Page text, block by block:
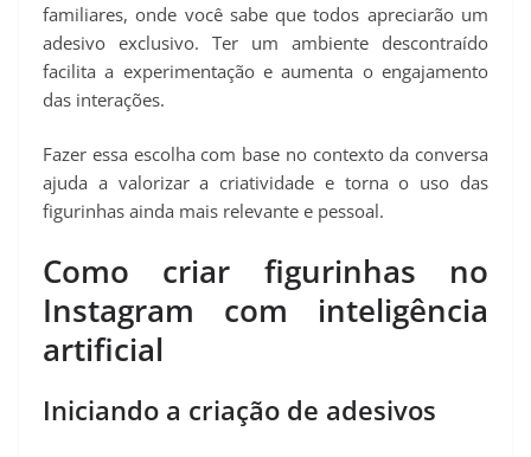
familiares, onde você sabe que todos apreciarão um
adesivo exclusivo. Ter um ambiente descontraído
facilita a experimentação e aumenta o engajamento
das interações.
Fazer essa escolha com base no contexto da conversa
ajuda a valorizar a criatividade e torna o uso das
figurinhas ainda mais relevante e pessoal.
Como criar figurinhas no
Instagram com inteligência
artificial
Iniciando a criação de adesivos